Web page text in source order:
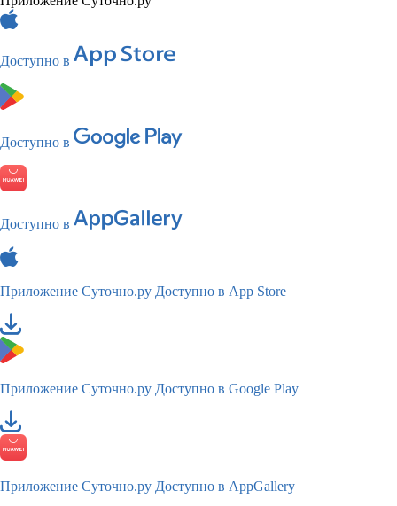
Доступно в
Доступно в
Доступно в
Приложение Суточно.ру Доступно в App Store
Приложение Суточно.ру Доступно в Google Play
Приложение Суточно.ру Доступно в AppGallery